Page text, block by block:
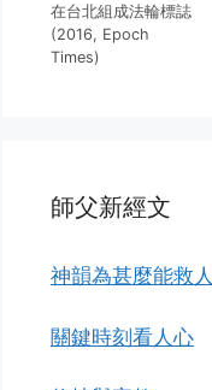
在台北組成法輪標誌
(2016, Epoch
Times)
師父新經文
神韻為甚麼能救人
關鍵時刻看人心